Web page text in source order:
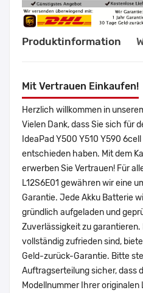
Produktinformation
Mit Vertrauen Einkaufen!
Herzlich willkommen in
Vielen Dank, dass Sie sich für
IdeaPad Y500 Y510 Y590
entschieden haben. Mit dem
erwerben Sie Vertrauen! Für
L12S6E01 gewähren wir eine
Garantie. Jede Akku Batterie
gründlich aufgeladen und
Zuverlässigkeit zu garantieren.
vollständig zufrieden sind,
Geld-zurück-Garantie. Bitte
Auftragserteilung sicher, dass
Modellnummer Ihrer